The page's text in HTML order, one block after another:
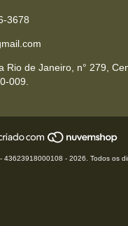
3678
Rio de Janeiro, n° 279,
009.
43623918000108 - 2026. Todos os